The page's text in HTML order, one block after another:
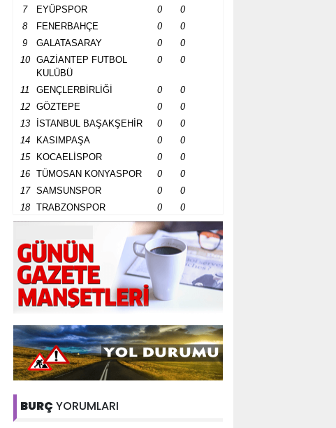
7
EYÜPSPOR 0
0
8
FENERBAHÇE 0
0
9
GALATASARAY 0
0
10
GAZİANTEP FUTBOL
KULÜBÜ
0 0
11 GENÇLERBİRLİĞİ 0
0
12
GÖZTEPE 0
0
13
İSTANBUL BAŞAKŞEHİR 0
0
14
KASIMPAŞA 0
0
15
KOCAELİSPOR 0
0
16
TÜMOSAN KONYASPOR 0
0
17
SAMSUNSPOR 0
0
18
TRABZONSPOR 0 0
BURÇ YORUMLARI